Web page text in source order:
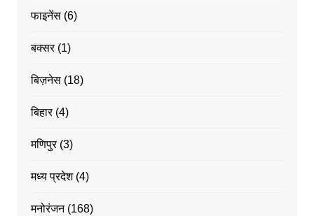
फाइनेंस(6)
बक्सर(1)
बिज़नेस(18)
बिहार(4)
मणिपुर(3)
मध्य प्रदेश(4)
मनोरंजन(168)